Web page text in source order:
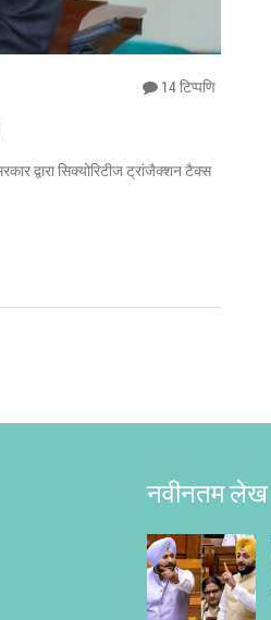
14 टिप्पणि
द्वारा सिक्योरिटीज ट्रांजैक्शन टैक्स
नवीनतम लेख